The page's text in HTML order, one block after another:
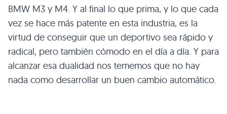
BMW M3 y M4. Y al final lo que prima, y lo que cada
vez se hace más patente en esta industria, es la
virtud de conseguir que un deportivo sea rápido y
radical, pero también cómodo en el día a día. Y para
alcanzar esa dualidad nos tememos que no hay
nada como desarrollar un buen cambio automático.